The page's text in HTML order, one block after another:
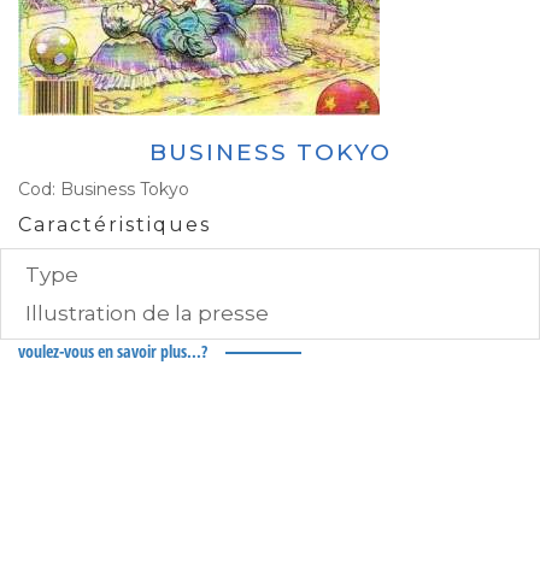
BUSINESS TOKYO
Cod: Business Tokyo
Caractéristiques
Type
Illustration de la presse
voulez-vous en savoir plus...?